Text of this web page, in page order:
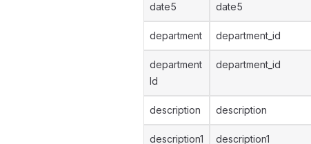
date5 date5
department department_id
department
Id
department_id
description description
description1 description1